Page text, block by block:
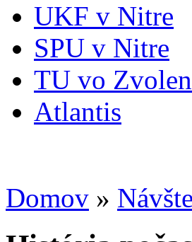
UKF v Nitre
SPU v Nitre
TU vo
Atlantis
Domov »